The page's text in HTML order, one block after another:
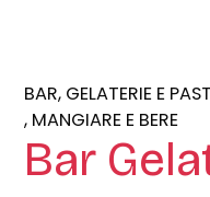
BAR, GELATERIE E
MANGIARE E BERE
Bar